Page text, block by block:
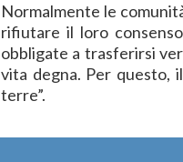
Normalmente le
rifiutare il loro
obbligate a trasferirsi
vita degna. Per questo,
terre”.